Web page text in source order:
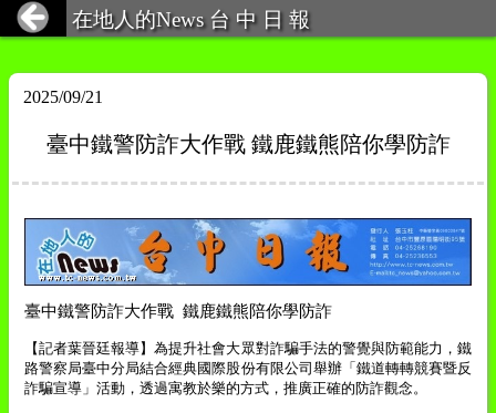
在地人的News 台 中 日 報
2025/09/21
臺中鐵警防詐大作戰 鐵鹿鐵熊陪你學防詐
臺中鐵警防詐大作戰 鐵鹿鐵熊陪你學防詐
【記者葉晉廷報導】為提升社會大眾對詐騙手法的警覺與防範能力，鐵
路警察局臺中分局結合經典國際股份有限公司舉辦「鐵道轉轉競賽暨反
詐騙宣導」活動，透過寓教於樂的方式，推廣正確的防詐觀念。